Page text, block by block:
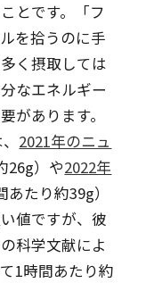
とです。「フ
を拾うのに手
く摂取しては
なエネルギー
があります。
2021年のニュ
26g）や2022年
あたり約39g）
値ですが、彼
科学文献によ
1時間あたり約